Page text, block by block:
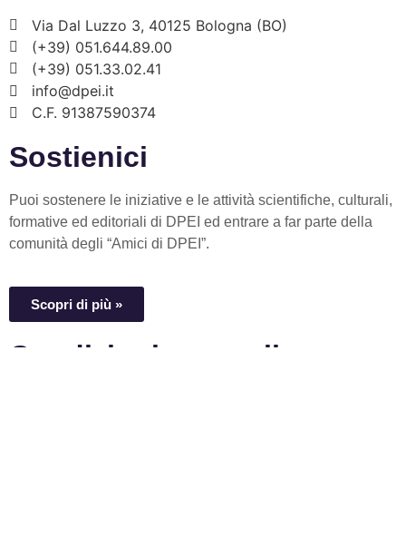
Via Dal Luzzo 3, 40125 Bologna (BO)
(+39) 051.644.89.00
(+39) 051.33.02.41
info@dpei.it
C.F. 91387590374
Sostienici
Puoi sostenere le iniziative e le attività scientifiche, culturali,
formative ed editoriali di DPEI ed entrare a far parte della
comunità degli “Amici di DPEI”.
Scopri di più »
Condizioni generali